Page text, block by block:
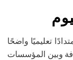
تعليميًا واضحًا
وبين المؤسسات